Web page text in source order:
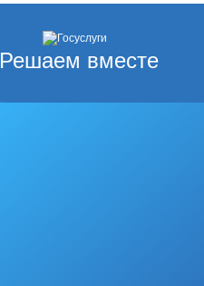
Решаем вместе